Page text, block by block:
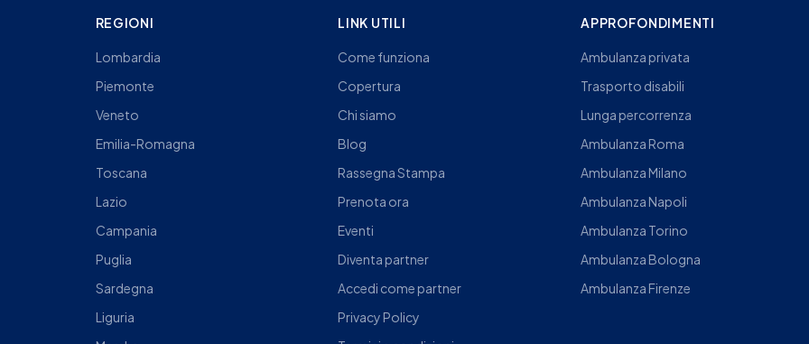
REGIONI
Lombardia
Piemonte
Veneto
Emilia-Romagna
Toscana
Lazio
Campania
Puglia
Sardegna
Liguria
LINK UTILI
Come funziona
Copertura
Chi siamo
Blog
Rassegna Stampa
Prenota ora
Eventi
Diventa partner
Accedi come partner
Privacy Policy
APPROFONDIMENTI
Ambulanza privata
Trasporto disabili
Lunga percorrenza
Ambulanza Roma
Ambulanza Milano
Ambulanza Napoli
Ambulanza Torino
Ambulanza Bologna
Ambulanza Firenze